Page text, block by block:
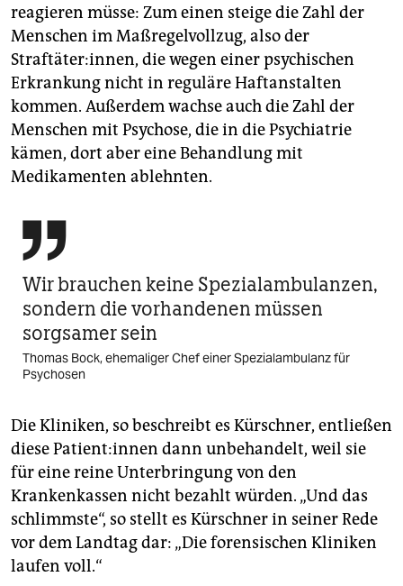
reagieren müsse: Zum einen steige die Zahl der
Menschen im Maßregelvollzug, also der
Straftäter:innen, die wegen einer psychischen
Erkrankung nicht in reguläre Haftanstalten
kommen. Außerdem wachse auch die Zahl der
Menschen mit Psychose, die in die Psychiatrie
kämen, dort aber eine Behandlung mit
Medikamenten ablehnten.

Wir brauchen keine Spezialambulanzen,
sondern die vorhandenen müssen
sorgsamer sein
Thomas Bock, ehemaliger Chef einer Spezialambulanz für
Psychosen
Die Kliniken, so beschreibt es Kürschner, entließen
diese Pa­ti­en­t:in­nen dann unbehandelt, weil sie
für eine reine Unterbringung von den
Krankenkassen nicht bezahlt würden. „Und das
schlimmste“, so stellt es Kürschner in seiner Rede
vor dem Landtag dar: „Die forensischen Kliniken
laufen voll.“